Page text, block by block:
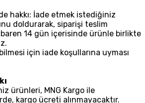
hakkı: İade etmek istediğiniz
doldurarak, siparişi teslim
14 gün içerisinde ürünle birlikte
için iade koşullarına uyması
ürünleri, MNG Kargo ile
kargo ücreti alınmayacaktır.